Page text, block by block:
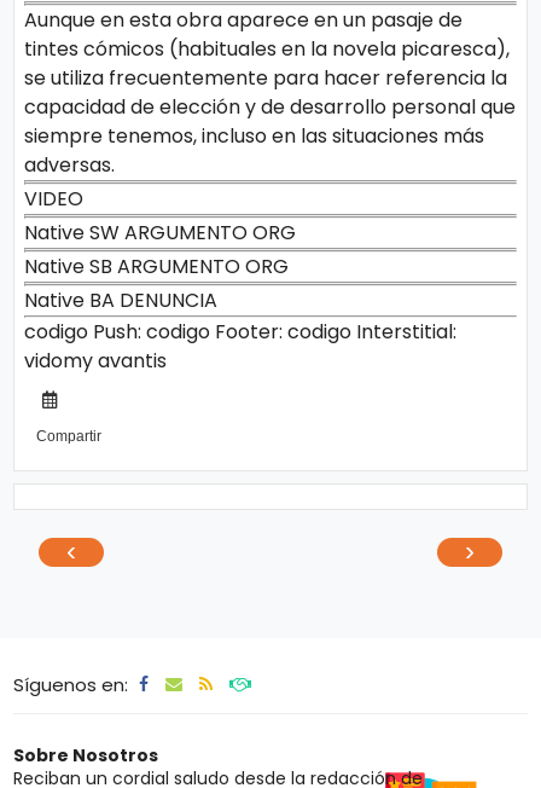
Aunque en esta obra aparece en un pasaje de
tintes cómicos (habituales en la novela picaresca),
se utiliza frecuentemente para hacer referencia la
capacidad de elección y de desarrollo personal que
siempre tenemos, incluso en las situaciones más
adversas.
VIDEO
Native SW ARGUMENTO ORG
Native SB ARGUMENTO ORG
Native BA DENUNCIA
codigo Push:codigo Footer:codigo Interstitial:
vidomyavantis
Compartir
‹ ›
Síguenos en:
Sobre Nosotros
Reciban un cordial saludo desde la redacción de